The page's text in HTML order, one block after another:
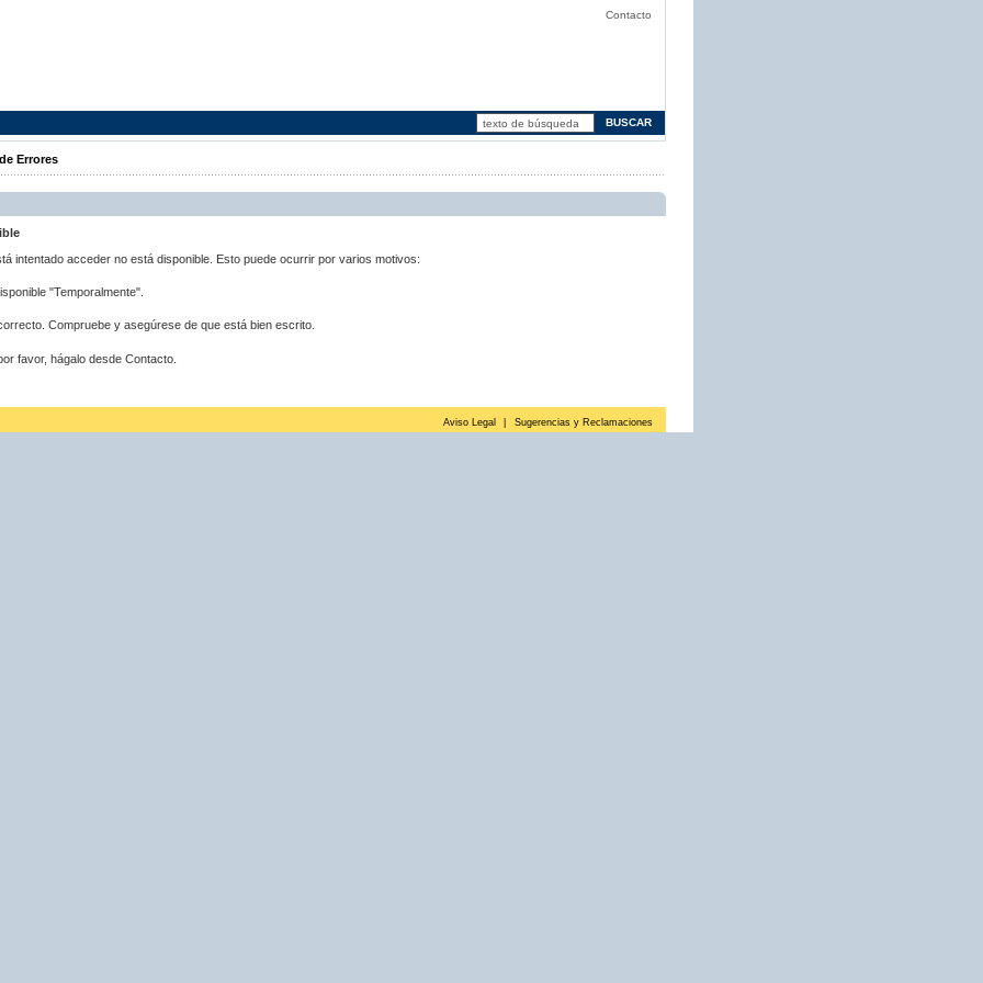
Contacto
Errores
intentado acceder no está disponible. Esto puede ocurrir por varios motivos:
"Temporalmente".
Compruebe y asegúrese de que está bien escrito.
favor, hágalo desde Contacto.
Aviso Legal Sugerencias y Reclamaciones